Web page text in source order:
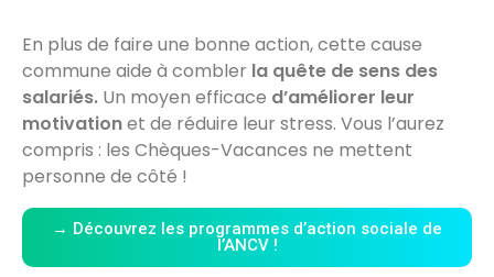
En plus de faire une bonne action, cette cause
commune aide à combler la quête de sens des
salariés. Un moyen efficace d’améliorer leur
motivationet de réduire leur stress. Vous l’aurez
compris : les Chèques-Vacances ne mettent
personne de côté !
→ Découvrez les programmes d’action sociale de
l’ANCV !